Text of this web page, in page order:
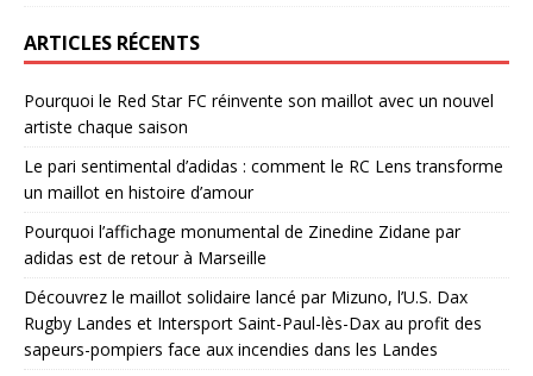
ARTICLES RÉCENTS
Pourquoi le Red Star FC réinvente son maillot avec un nouvel
artiste chaque saison
Le pari sentimental d’adidas : comment le RC Lens transforme
un maillot en histoire d’amour
Pourquoi l’affichage monumental de Zinedine Zidane par
adidas est de retour à Marseille
Découvrez le maillot solidaire lancé par Mizuno, l’U.S. Dax
Rugby Landes et Intersport Saint-Paul-lès-Dax au profit des
sapeurs-pompiers face aux incendies dans les Landes